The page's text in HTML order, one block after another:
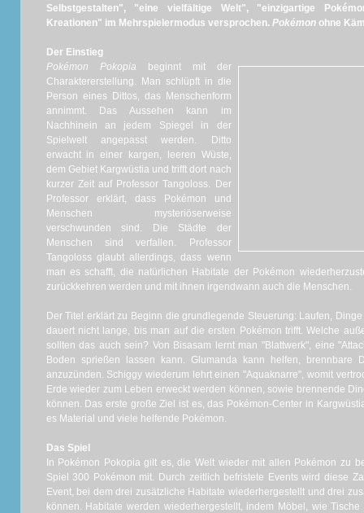
Selbstgestalten", "eine vielfältige Welt", "einzigartige
Kreationen" im Mehrspielermodus versprochen. Pokémon ohne
Der Einstieg
Pokémon Pokopia beginnt mit der
Charaktererstellung. Man schlüpft in die
Person eines Dittos, das Menschenform
annimmt. Das Aussehen kann im
Nachhinein an jedem Spiegel in der
Spielwelt angepasst werden. Ditto
erwacht in einer kargen, leeren Wüste,
dem Gebiet Kargwüstia und trifft dort nach
kurzer Zeit auf Professor Tangoloss. Der
Professor erklärt, dass Pokémon und
Menschen mysteriöserweise
verschwunden sind. Die Städte der
Menschen sind verfallen. Professor
Tangoloss glaubt allerdings, dass wenn
man es schafft, die natürlichen Habitate der Pokémon
zurückkehren werden und mit ihnen irgendwann auch die Menschen.
Der Titel erklärt zu Beginn die grundlegende Steuerung: Laufen,
dauert nicht lange, bis man auf die ersten Pokémon trifft. Welche
sollten das auch sein? Von Bisasam lernt man "Blattwerk", eine
Boden sprießen lassen kann. Glumanda kann helfen, brennbare
anzuzünden. Schiggy wiederum lehrt einen "Aquaknarre", womit
Erde wieder zum Leben erweckt werden können, sowie brennende
können. Das erste große Ziel ist es, das Pokémon-Center in
es Material und viele helfende Pokémon.
Das Spiel
In Pokémon Pokopia gilt es, die Welt wieder mit allen Pokémon zu
Spiel 300 Pokémon mit. Durch zeitlich befristete Events wird diese
Event, bei dem drei zusätzliche Habitate wiederhergestellt und drei
können. Habitate werden wiederhergestellt, indem Möbel, wie